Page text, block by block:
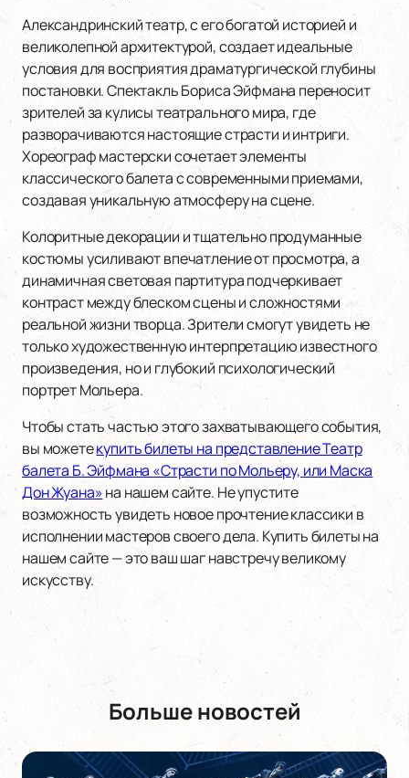
Александринский театр, с его богатой историей и
великолепной архитектурой, создает идеальные
условия для восприятия драматургической глубины
постановки. Спектакль Бориса Эйфмана переносит
зрителей за кулисы театрального мира, где
разворачиваются настоящие страсти и интриги.
Хореограф мастерски сочетает элементы
классического балета с современными приемами,
создавая уникальную атмосферу на сцене.
Колоритные декорации и тщательно продуманные
костюмы усиливают впечатление от просмотра, а
динамичная световая партитура подчеркивает
контраст между блеском сцены и сложностями
реальной жизни творца. Зрители смогут увидеть не
только художественную интерпретацию известного
произведения, но и глубокий психологический
портрет Мольера.
Чтобы стать частью этого захватывающего события,
вы можетекупить билеты на представление Театр
балета Б. Эйфмана «Страсти по Мольеру, или Маска
Дон Жуана»на нашем сайте. Не упустите
возможность увидеть новое прочтение классики в
исполнении мастеров своего дела. Купить билеты на
нашем сайте — это ваш шаг навстречу великому
искусству.
Больше новостей